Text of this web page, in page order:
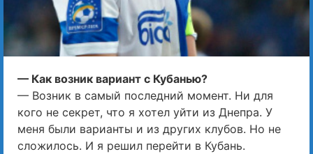
— Как возник вариант с Кубанью?
— Возник в самый последний момент. Ни для
кого не секрет, что я хотел уйти из Днепра. У
меня были варианты и из других клубов. Но не
сложилось. И я решил перейти в Кубань.